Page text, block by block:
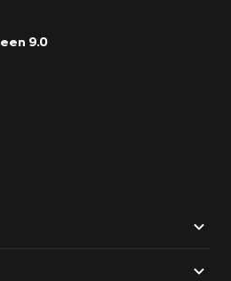
9.0